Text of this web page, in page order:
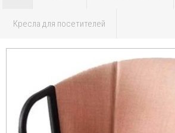
Кресла для посетителей